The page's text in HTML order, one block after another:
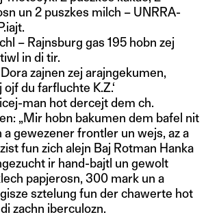
un 2 puszkes milch – UNRRA-
– Rajnsburg gas 195 hobn zej
in di tir.
zajnen zej arajngekumen,
du farfluchte K.Z.‘
man hot dercejt dem ch.
„Mir hobn bakumen dem bafel nit
gewezener frontler un wejs, az a
fun zich alejn Baj Rotman Hanka
ir hand-bajtl un gewolt
papjerosn, 300 mark un a
sztelung fun der chawerte hot
zachn iberculozn.